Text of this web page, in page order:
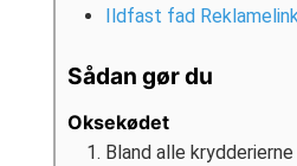
Ildfast fad
Sådan gør du
Oksekødet
Bland alle